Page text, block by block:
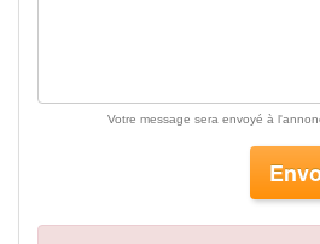
Votre message sera envoyé à